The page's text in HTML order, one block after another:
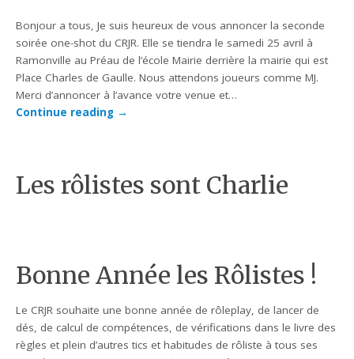
Bonjour a tous, Je suis heureux de vous annoncer la seconde
soirée one-shot du CRJR. Elle se tiendra le samedi 25 avril à
Ramonville au Préau de l’école Mairie derrière la mairie qui est
Place Charles de Gaulle. Nous attendons joueurs comme MJ.
Merci d’annoncer à l’avance votre venue et…
Continue reading →
Les rôlistes sont Charlie
Bonne Année les Rôlistes !
Le CRJR souhaite une bonne année de rôleplay, de lancer de
dés, de calcul de compétences, de vérifications dans le livre des
règles et plein d’autres tics et habitudes de rôliste à tous ses